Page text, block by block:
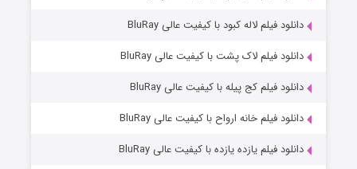
دانلود فیلم لاله کبود با کیفیت عالی BluRay
دانلود فیلم لاک پشت با کیفیت عالی BluRay
دانلود فیلم کج‌ پیله با کیفیت عالی BluRay
دانلود فیلم خانه ارواح با کیفیت عالی BluRay
دانلود فیلم یازده یازده با کیفیت عالی BluRay